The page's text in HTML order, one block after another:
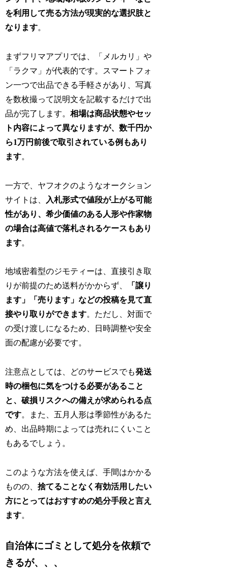
を利用して売る方法が現実的な選択肢と
なります。
まずフリマアプリでは、「メルカリ」や
「ラクマ」が代表的です。スマートフォ
ン一つで出品できる手軽さがあり、写真
を数枚撮って説明文を記載するだけで出
品が完了します。相場は商品状態やセッ
ト内容によって異なりますが、数千円か
ら1万円前後で取引されている例もあり
ます。
一方で、ヤフオクのようなオークション
サイトは、
入札形式で値段が上がる可能
性があり、希少価値のある人形や作家物
の場合は高値で落札されるケースもあり
ます。
地域密着型のジモティーは、直接引き取
りが前提のため送料がかからず、
「譲り
ます」「売ります」などの投稿を見て直
接やり取りができます。ただし、対面で
の受け渡しになるため、日時調整や安全
面の配慮が必要です。
注意点としては、どのサービスでも発送
時の梱包に気をつける必要があること
と、破損リスクへの備えが求められる点
です。また、五月人形は季節性があるた
め、出品時期によっては売れにくいこと
もあるでしょう。
このような方法を使えば、手間はかかる
ものの、捨てることなく有効活用したい
方にとってはおすすめの処分手段と言え
ます。
自治体にゴミとして処分を依頼で
きるが、、、